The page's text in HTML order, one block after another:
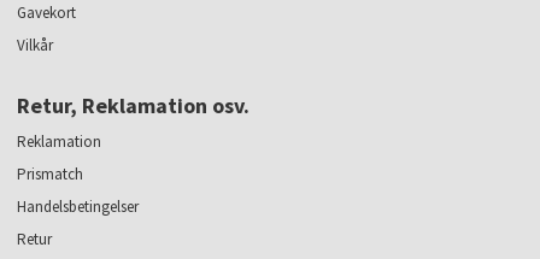
Gavekort
Vilkår
Retur, Reklamation osv.
Reklamation
Prismatch
Handelsbetingelser
Retur